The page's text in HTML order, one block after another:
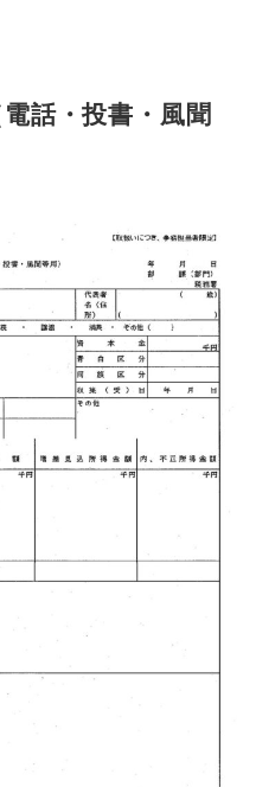
話・投書・風聞